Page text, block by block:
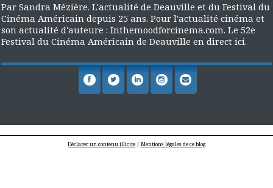
Par Sandra Mézière. L'actualité de Deauville et du Festival du
Cinéma Américain depuis 25 ans. Pour l'actualité cinéma et
son actualité d'auteure : Inthemoodforcinema.com. Le 52e
Festival du Cinéma Américain de Deauville en direct ici.
Déclarer un contenu illicite | Mentions légales de ce blog